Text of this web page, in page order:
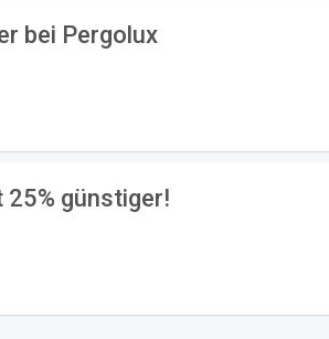
bei Pergolux
günstiger!